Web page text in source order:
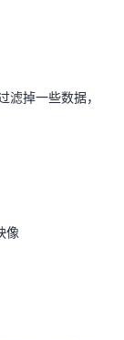
滤掉一些数据，
像